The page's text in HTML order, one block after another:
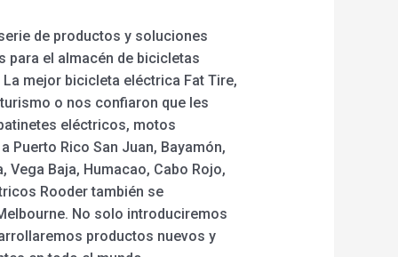
de productos y soluciones
para el almacén de bicicletas
mejor bicicleta eléctrica Fat Tire,
o nos confiaron que les
eléctricos, motos
Rico San Juan, Bayamón,
Vega Baja, Humacao, Cabo Rojo,
Rooder también se
No solo introduciremos
productos nuevos y